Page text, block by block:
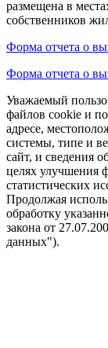
размещена в
собственников
Форма отчета о
Форма отчета о
Уважаемый
файлов cookie и
адресе,
системы, типе и
сайт, и сведения
целях улучшения
статистических
Продолжая
обработку
закона от
данных").